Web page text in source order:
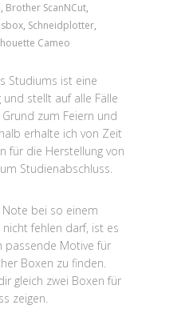
, Brother ScanNCut,
, Schneidplotter,
Cameo
Studiums ist eine
stellt auf alle Fälle
zum Feiern und
erhalte ich von Zeit
für die Herstellung von
Studienabschluss.
bei so einem
fehlen darf, ist es
passende Motive für
Boxen zu finden.
gleich zwei Boxen für
zeigen.